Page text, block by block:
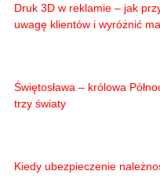
Druk 3D w reklamie – jak
uwagę klientów i wyróżnić
Świętosława – królowa
trzy światy
Kiedy ubezpieczenie